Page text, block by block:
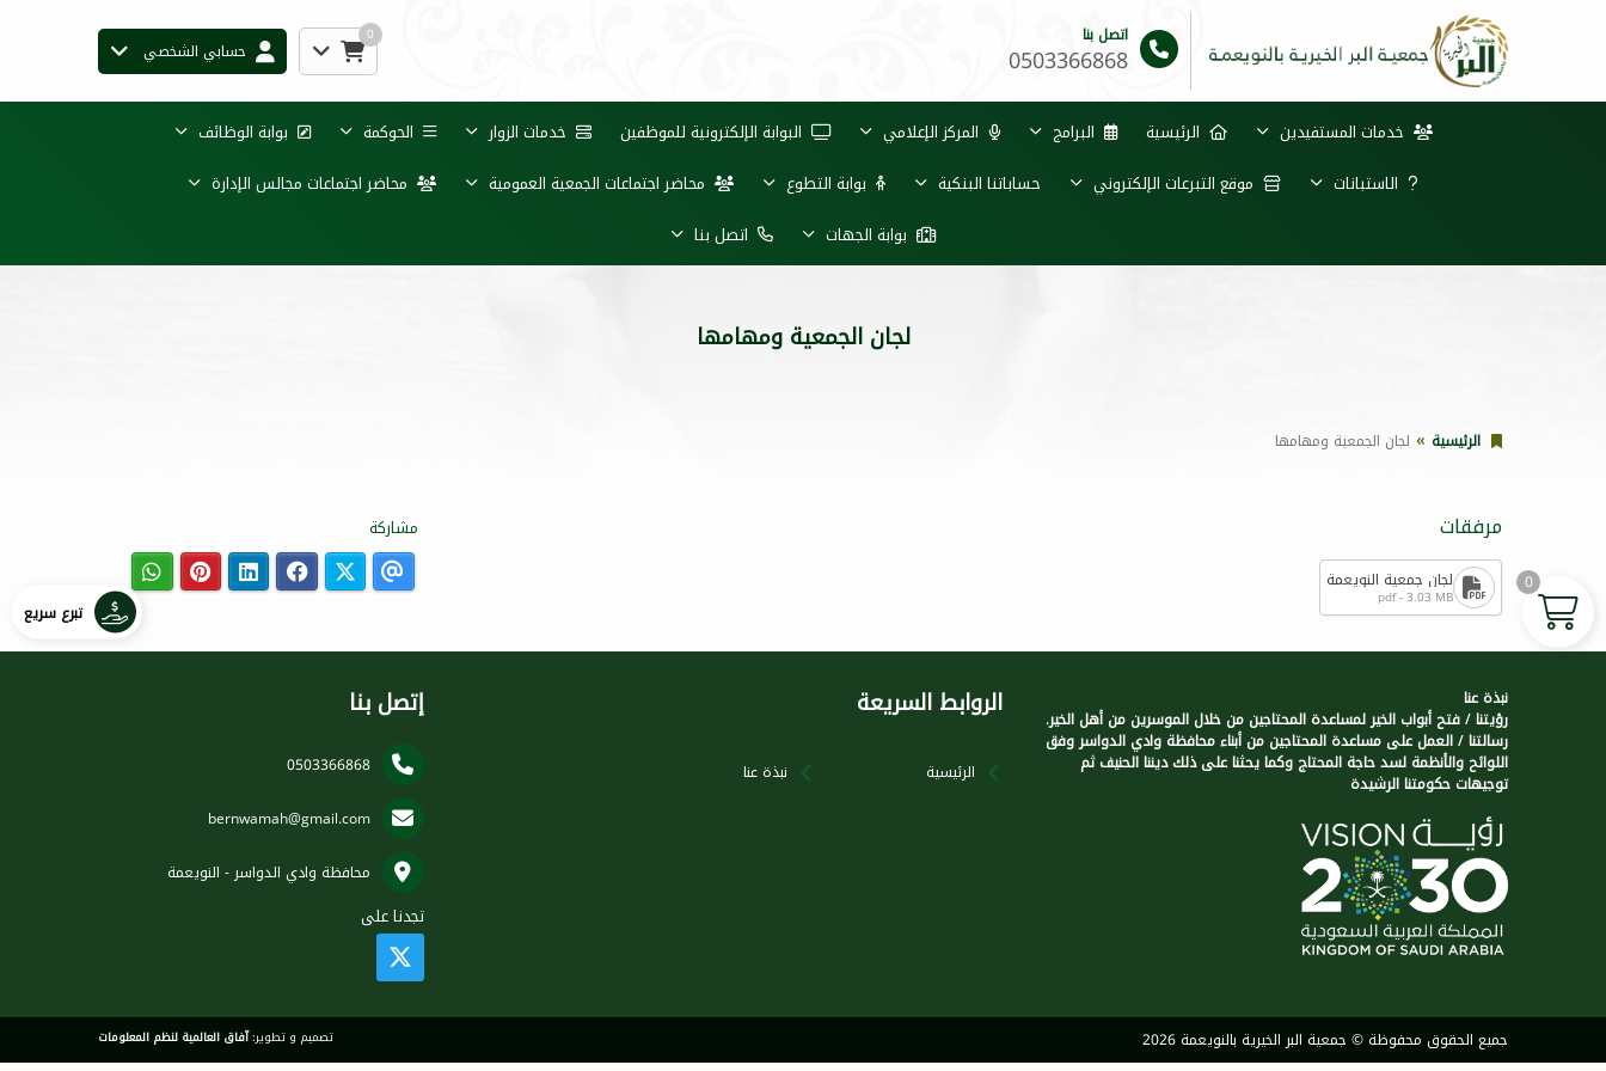
اتصل بنا
0503366868
0
حسابي الشخصي
خدمات المستفيدين الرئيسية البرامج المركز الإعلامي البوابة الإلكترونية للموظفين خدمات الزوار الحوكمة
بوابة الوظائف
الاستبانات
موقع التبرعات الإلكتروني حساباتنا البنكية بوابة التطوع محاضر اجتماعات الجمعية العمومية
محاضر اجتماعات مجالس الإدارة
بوابة الجهات
اتصل بنا
لجان الجمعية ومهامها
الرئيسية لجان الجمعية ومهامها
مرفقات
pdf - 3.03 MB
مشاركة
نبذة عنا
رؤيتنا / فتح أبواب الخير لمساعدة المحتاجين من خلال الموسرين من أهل الخير.
رسالتنا / العمل على مساعدة المحتاجين من أبناء محافظة وادي الدواسر وفق
اللوائح والأنظمة لسد حاجة المحتاج وكما يحثنا على ذلك ديننا الحنيف ثم
توجيهات حكومتنا الرشيدة
الروابط السريعة
الرئيسية نبذة عنا
إتصل بنا
0503366868
bernwamah@gmail.com
محافظة وادي الدواسر - النويعمة
تجدنا على
جميع الحقوق محفوظة © جمعية البر الخيرية بالنويعمة 2026 تصميم و تطوير:آفاق العالمية لنظم المعلومات
تبرع سريع
0